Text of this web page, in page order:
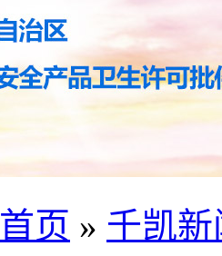
首页 » 千凯